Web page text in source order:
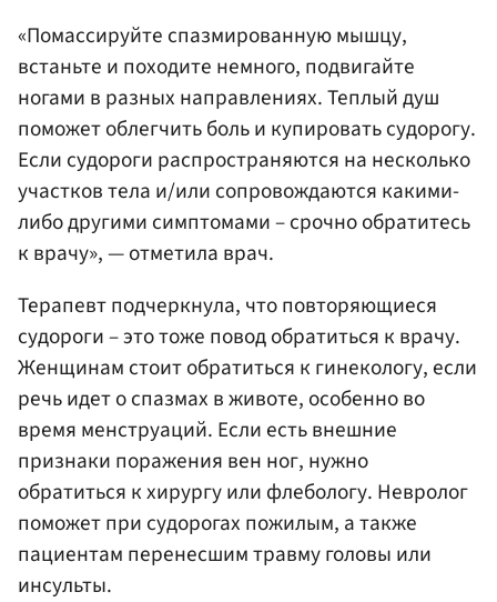
«Помассируйте спазмированную мышцу,
встаньте и походите немного, подвигайте
ногами в разных направлениях. Теплый душ
поможет облегчить боль и купировать судорогу.
Если судороги распространяются на несколько
участков тела и/или сопровождаются какими-
либо другими симптомами – срочно обратитесь
к врачу», — отметила врач.
Терапевт подчеркнула, что повторяющиеся
судороги – это тоже повод обратиться к врачу.
Женщинам стоит обратиться к гинекологу, если
речь идет о спазмах в животе, особенно во
время менструаций. Если есть внешние
признаки поражения вен ног, нужно
обратиться к хирургу или флебологу. Невролог
поможет при судорогах пожилым, а также
пациентам перенесшим травму головы или
инсульты.